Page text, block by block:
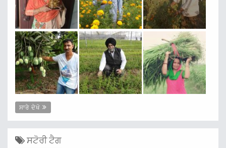
ਸਾਰੇ ਦੇਖੋ
ਸਟੋਰੀ ਟੈਗ